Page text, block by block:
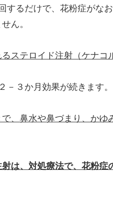
するだけで、花粉症がなお
ん。
ステロイド注射（ケナコ
－３か月効果が続きます。
、鼻水や鼻づまり、かゆ
は、対処療法で、花粉症